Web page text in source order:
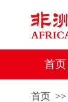
首页
首页>>